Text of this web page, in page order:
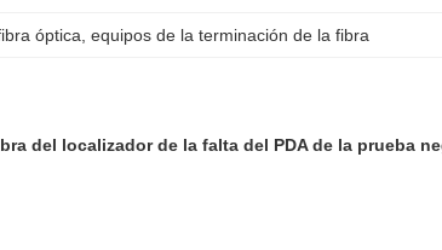
óptica , equipos de la terminación de la fibra
del localizador de la falta del PDA de la prueba